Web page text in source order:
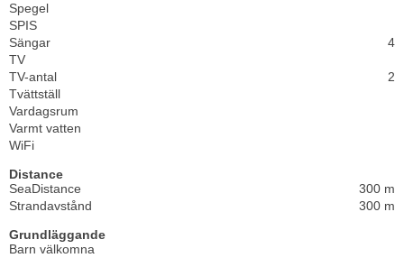
Spegel
SPIS
Sängar
4
TV
TV-antal
2
Tvättställ
Vardagsrum
Varmt vatten
WiFi
Distance
SeaDistance
300 m
Strandavstånd
300 m
Grundläggande
Barn välkomna